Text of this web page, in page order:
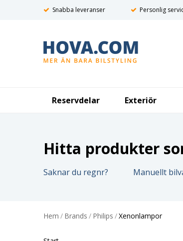
Snabba leveranser Personlig
Reservdelar Exteriör
Hitta produkter
Saknar du regnr? Manuellt
Hem / Brands / Philips /Xenonlampor